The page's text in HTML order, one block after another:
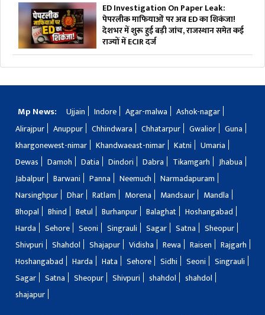
ED Investigation On Paper Leak:
पेपरलीक माफियाओं पर अब ED का शिकंजा!
देशभर में शुरू हुई बड़ी जांच, राजस्थान समेत कई
राज्यों में ECIR दर्ज
Mp News: Ujjain Indore Agar-malwa
Ashok-nagar
Alirajpur
Anuppur Chhindwara Chhatarpur Gwalior
Guna
khargonewest-nimar
Khandwaeast-nimar Katni
Umaria
Dewas
Damoh Datia Dindori Dabra Tikamgarh
Jhabua
Jabalpur
Barwani Panna Neemuch
Narmadapuram
Narsinghpur
Dhar Ratlam Morena Mandsaur
Mandla
Bhopal
Bhind Betul Burhanpur Balaghat
Hoshangabad
Harda
Sehore Seoni Singrauli Sagar Satna
Sheopur
Shivpuri
Shahdol Shajapur Vidisha Rewa Raisen
Rajgarh
Hoshangabad
Harda Hata Sehore Sidhi Seoni
Singrauli
Sagar
Satna Sheopur Shivpuri shahdol
shahdol
shajapur